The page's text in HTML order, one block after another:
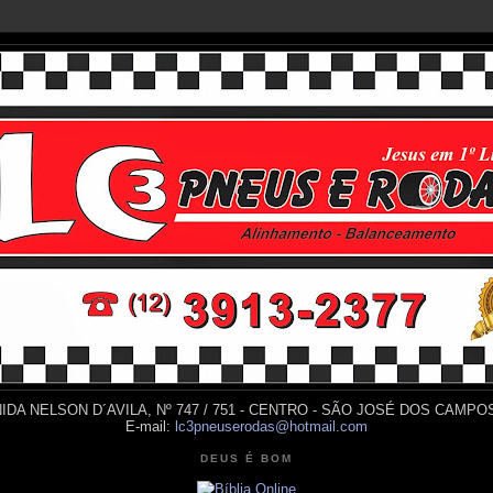
NELSON D´AVILA, Nº 747 / 751 - CENTRO - SÃO JOSÉ DOS
E-mail: lc3pneuserodas@hotmail.com
DEUS É BOM